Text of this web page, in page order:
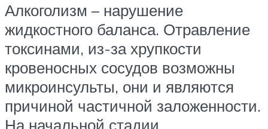
Алкоголизм – нарушение
жидкостного баланса. Отравление
токсинами, из-за хрупкости
кровеносных сосудов возможны
микроинсульты, они и являются
причиной частичной заложенности.
На начальной стадии